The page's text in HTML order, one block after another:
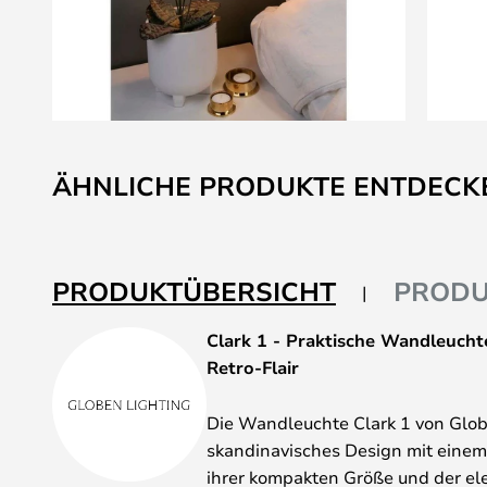
Anfang
der
ÄHNLICHE PRODUKTE
PRODUKTÜBERSICHT
Clark 1 - Praktische
Retro-Flair
Die Wandleuchte Clark 1 von
skandinavisches Design mit
ihrer kompakten Größe und der